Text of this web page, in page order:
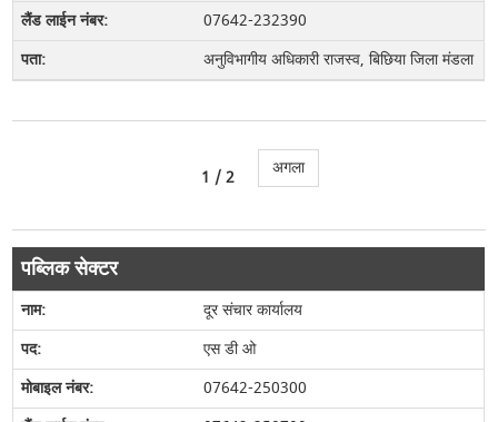
07642-232390
अनुविभागीय अधिकारी राजस्‍व, बिछिया जिला मंडला
1 / 2 अगला
पब्लिक सेक्टर
दूर संचार कार्यालय
एस डी ओ
07642-250300